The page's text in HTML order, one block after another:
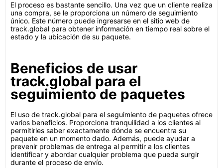
El proceso es bastante sencillo. Una vez que un cliente realiza
una compra, se le proporciona un número de seguimiento
único. Este número puede ingresarse en el sitio web de
track.global para obtener información en tiempo real sobre el
estado y la ubicación de su paquete.
Beneficios de usar
track.global para el
seguimiento de paquetes
El uso de track.global para el seguimiento de paquetes ofrece
varios beneficios. Proporciona tranquilidad a los clientes al
permitirles saber exactamente dónde se encuentra su
paquete en un momento dado. Además, puede ayudar a
prevenir problemas de entrega al permitir a los clientes
identificar y abordar cualquier problema que pueda surgir
durante el proceso de envío.